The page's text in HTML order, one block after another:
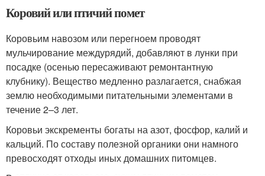
Коровий или птичий помет
Коровьим навозом или перегноем проводят
мульчирование междурядий, добавляют в лунки при
посадке (осенью пересаживают ремонтантную
клубнику). Вещество медленно разлагается, снабжая
землю необходимыми питательными элементами в
течение 2–3 лет.
Коровьи экскременты богаты на азот, фосфор, калий и
кальций. По составу полезной органики они намного
превосходят отходы иных домашних питомцев.